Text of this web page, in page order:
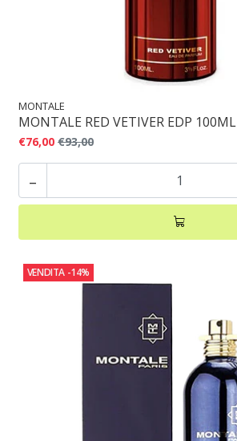
MONTALE
MONTALE RED VETIVER EDP 100ML
€76,00 €93,00
-
VENDITA -14%